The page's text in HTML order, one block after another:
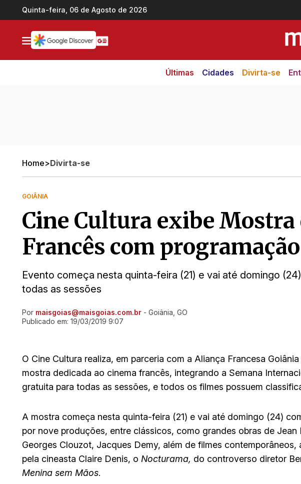
Ir direto pro conteúdo
Quinta-feira, 06 de Agosto de 2026
Últimas Cidades Divirta-se
Home>Divirta-se
GOIÂNIA
Cine Cultura exibe Mostra
Francês com
Evento começa nesta quinta-feira (21) e vai até domingo
todas as sessões
Ir direto pra matéria
Por maisgoias@maisgoias.com.br - Goiânia, GO
Publicado em: 19/03/2019 9:07
O Cine Cultura realiza, em parceria com a Aliança Francesa
mostra dedicada ao cinema francês, integrando a Semana
gratuita para todas as sessões, e todos os filmes possuem
A mostra começa nesta quinta-feira (21) e vai até domingo (24)
por nove produções, entre clássicos, como grandes obras de Jean
Georges Clouzot, Jacques Demy, além de filmes
pela cineasta Claire Denis, o Nocturama, do controverso diretor
Menina sem Mãos.